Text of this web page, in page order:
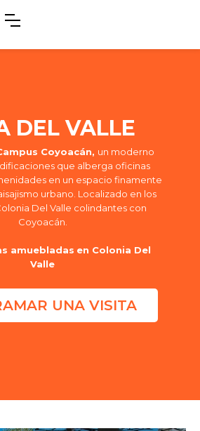
DEL VALLE
Coyoacán, un moderno
que alberga oficinas
en un espacio finamente
urbano. Localizado en los
Del Valle colindantes con
Coyoacán.
amuebladas en Colonia Del
Valle
UNA VISITA